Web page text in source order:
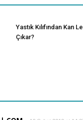
Yastık Kılıfından Kan
Çıkar?